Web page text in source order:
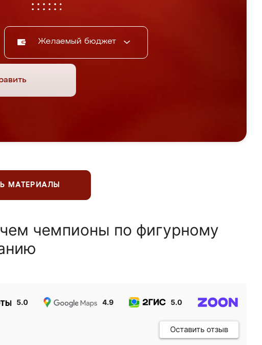
Желаемый бюджет
МАТЕРИАЛЫ
чемпионы по фигурному
5.0 4.9 5.0
Оставить отзыв